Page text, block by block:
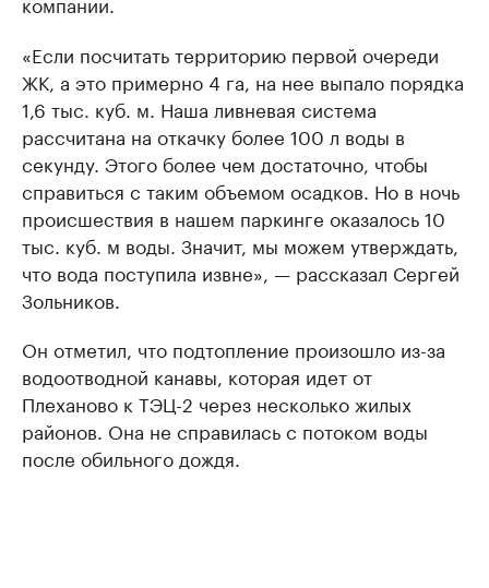
«Если посчитать территорию первой очереди
ЖК, а это примерно 4 га, на нее выпало порядка
1,6 тыс. куб. м. Наша ливневая система
рассчитана на откачку более 100 л воды в
секунду. Этого более чем достаточно, чтобы
справиться с таким объемом осадков. Но в ночь
происшествия в нашем паркинге оказалось 10
тыс. куб. м воды. Значит, мы можем утверждать,
что вода поступила извне», — рассказал Сергей
Зольников.
Он отметил, что подтопление произошло из-за
водоотводной канавы, которая идет от
Плеханово к ТЭЦ-2 через несколько жилых
районов. Она не справилась с потоком воды
после обильного дождя.